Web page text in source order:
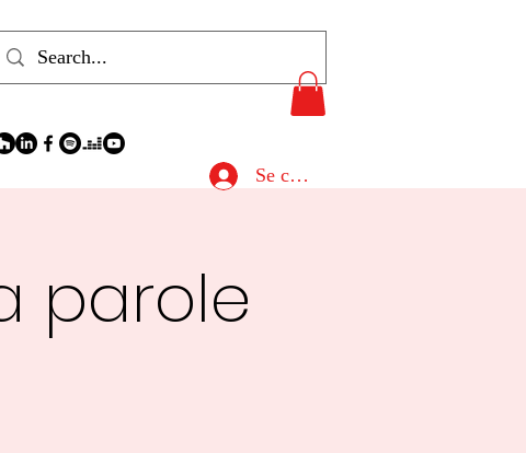
Se connecter
parole